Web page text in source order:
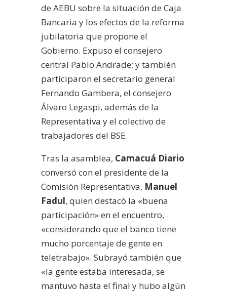
de AEBU sobre la situación de Caja
Bancaria y los efectos de la reforma
jubilatoria que propone el
Gobierno. Expuso el consejero
central Pablo Andrade; y también
participaron el secretario general
Fernando Gambera, el consejero
Álvaro Legaspi, además de la
Representativa y el colectivo de
trabajadores del BSE.
Tras la asamblea, Camacuá Diario
conversó con el presidente de la
Comisión Representativa, Manuel
Fadul, quien destacó la «buena
participación» en el encuentro,
«considerando que el banco tiene
mucho porcentaje de gente en
teletrabajo». Subrayó también que
«la gente estaba interesada, se
mantuvo hasta el final y hubo algún